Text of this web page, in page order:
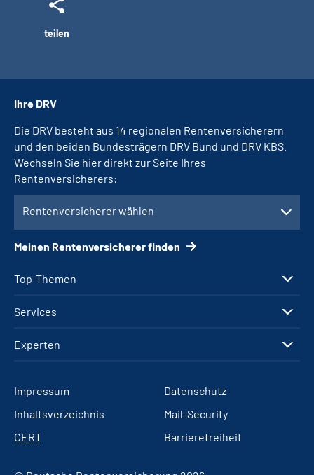
teilen
Top-Themen
Services
Experten
Ihre DRV
Die DRV besteht aus 14 regionalen Rentenversicherern
und den beiden Bundesträgern DRV Bund und DRV KBS.
Wechseln Sie hier direkt zur Seite Ihres
Rentenversicherers:
Rentenversicherer wählen
Meinen Rentenversicherer finden
Impressum
Datenschutz
Inhaltsverzeichnis
Mail-Security
CERT
Barrierefreiheit